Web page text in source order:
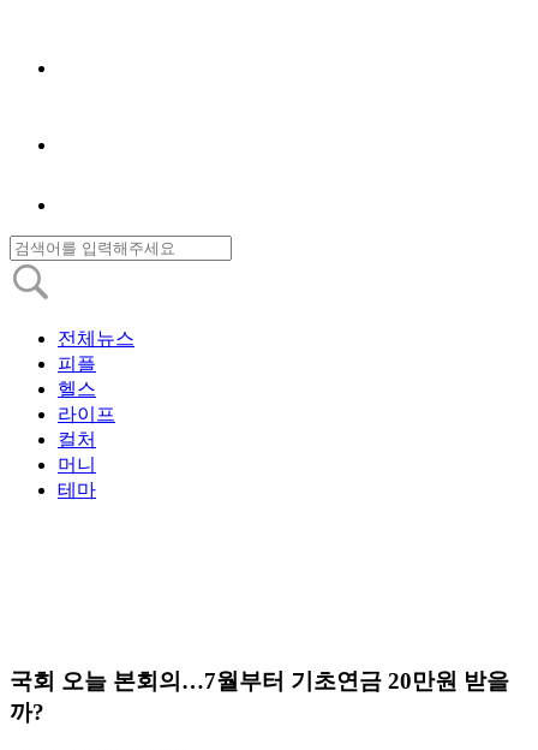
전체뉴스
피플
헬스
라이프
컬처
머니
테마
국회 오늘 본회의…7월부터 기초연금 20만원 받을
까?